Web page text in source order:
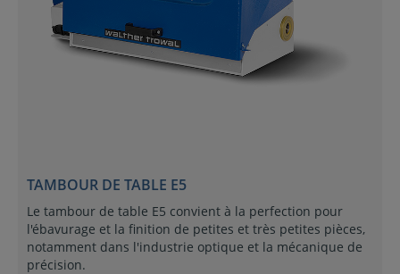
TAMBOUR DE TABLE E5
Le tambour de table E5 convient à la perfection pour
l'ébavurage et la finition de petites et très petites pièces,
notamment dans l'industrie optique et la mécanique de
précision.